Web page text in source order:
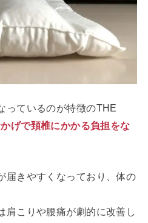
っているのが特徴のTHE
げで頚椎にかかる負担をな
届きやすくなっており、体の
肩こりや腰痛が劇的に改善し